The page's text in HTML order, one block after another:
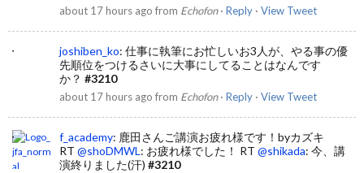
about 17 hours ago from Echofon· Reply · View Tweet
joshiben_ko: 仕事に執筆にお忙しいお3人が、やる事の優
先順位をつけるさいに大事にしてることはなんです
か？ #3210
about 17 hours ago from Echofon· Reply · View Tweet
f_academy: 鹿田さんご講演お疲れ様です！byカズキ
RT @shoDMWL: お疲れ様でした！ RT @shikada: 今、講
演終りました(汗) #3210